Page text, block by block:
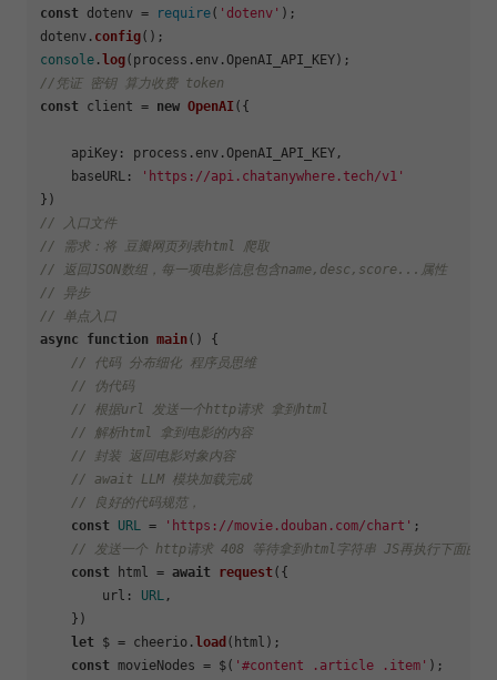
const dotenv = require( 'dotenv' );
dotenv. config
console . log(process. env .OpenAI_API_KEY
//凭证 密钥 算力收费 token
const client = new OpenAI ({
apiKey : process. env .OpenAI_API_KEY ,
baseURL :
'https://api.chatanywhere.tech/v1'
// 入口文件
// 需求：将 豆瓣网页列表html 爬取
// 返回JSON数组，每一项电影信息包含name,desc,score...属性
// 异步
// 单点入口
async
function main( ) {
// 代码 分布细化 程序员思维
// 伪代码
// 根据url 发送一个http请求 拿到html
// 解析html 拿到电影的内容
// 封装 返回电影对象内容
// await LLM 模块加载完成
// 良好的代码规范，
const
URL = 'https://movie.douban.com/chart' ;
// 发送一个 http请求 408 等待拿到html字符串 JS再执行下面的代
const html = await request({
url : URL ,
    })
let $ = cheerio. load (html);
const movieNodes = $( '#content .article .item' );